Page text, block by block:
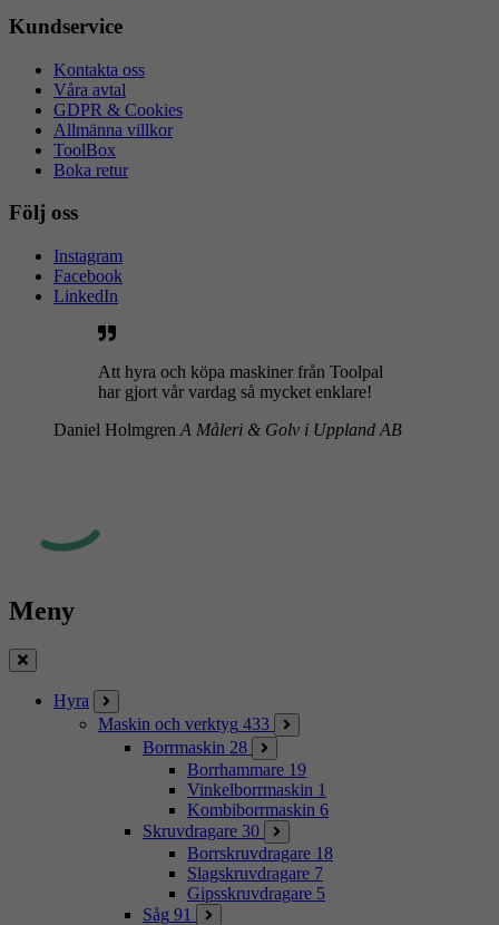
Kundservice
Kontakta oss
Våra avtal
GDPR & Cookies
Allmänna villkor
ToolBox
Boka retur
Följ oss
Instagram
Facebook
LinkedIn
Att hyra och köpa maskiner från Toolpal
har gjort vår vardag så mycket enklare!
Daniel Holmgren A Måleri & Golv i Uppland AB
Meny
Stäng
Hyra
Maskin och verktyg 433
Borrmaskin 28
Borrhammare 19
Vinkelborrmaskin 1
Kombiborrmaskin 6
Skruvdragare 30
Borrskruvdragare 18
Slagskruvdragare 7
Gipsskruvdragare 5
Såg 91